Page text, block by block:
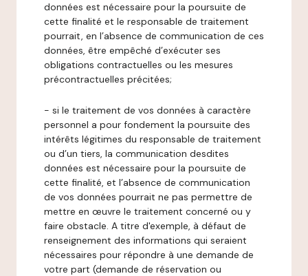
données est nécessaire pour la poursuite de
cette finalité et le responsable de traitement
pourrait, en l’absence de communication de ces
données, être empêché d’exécuter ses
obligations contractuelles ou les mesures
précontractuelles précitées;
- si le traitement de vos données à caractère
personnel a pour fondement la poursuite des
intérêts légitimes du responsable de traitement
ou d’un tiers, la communication desdites
données est nécessaire pour la poursuite de
cette finalité, et l’absence de communication
de vos données pourrait ne pas permettre de
mettre en œuvre le traitement concerné ou y
faire obstacle. A titre d'exemple, à défaut de
renseignement des informations qui seraient
nécessaires pour répondre à une demande de
votre part (demande de réservation ou